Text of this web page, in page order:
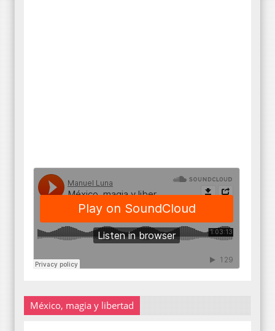
México, magia y libertad